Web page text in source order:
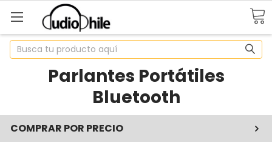
Buscar
Parlantes Portátiles
Bluetooth
COMPRAR POR PRECIO